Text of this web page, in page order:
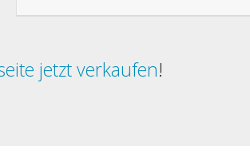
jetzt verkaufen!